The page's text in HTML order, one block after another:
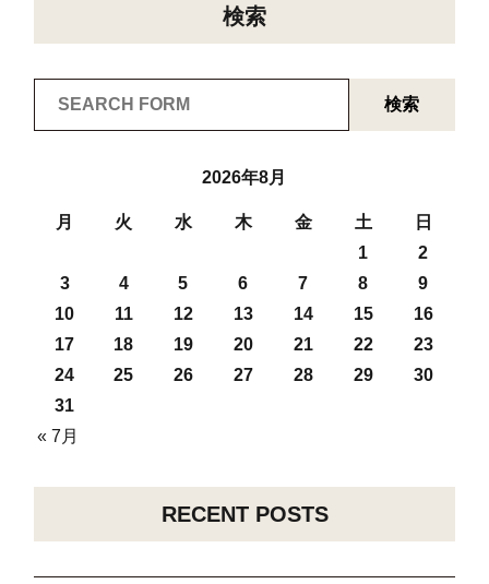
検索
検索
2026年8月
月 火 水 木 金 土 日
« 7月
1
2
3
4 5 6 7 8
9
10
11 12 13 14 15
16
17
18 19 20 21 22
23
24
25 26 27 28 29
30
31
RECENT POSTS